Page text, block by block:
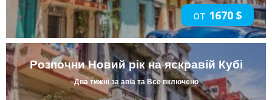
от 1670 $
Розпочни Новий рік на яскравій Кубі
Два тижні за авіа та Все включено